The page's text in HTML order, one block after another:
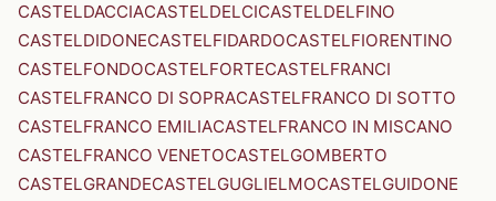
CASTELDACCIACASTELDELCICASTELDELFINO
CASTELDIDONECASTELFIDARDOCASTELFIORENTINO
CASTELFONDOCASTELFORTECASTELFRANCI
CASTELFRANCO DI SOPRACASTELFRANCO DI SOTTO
CASTELFRANCO EMILIACASTELFRANCO IN MISCANO
CASTELFRANCO VENETOCASTELGOMBERTO
CASTELGRANDECASTELGUGLIELMOCASTELGUIDONE